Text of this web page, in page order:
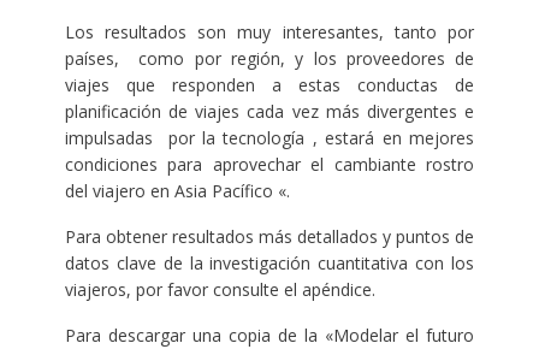
Los resultados son muy interesantes, tanto por
países, como por región, y los proveedores de
viajes que responden a estas conductas de
planificación de viajes cada vez más divergentes e
impulsadas por la tecnología , estará en mejores
condiciones para aprovechar el cambiante rostro
del viajero en Asia Pacífico «.
Para obtener resultados más detallados y puntos de
datos clave de la investigación cuantitativa con los
viajeros, por favor consulte el apéndice.
Para descargar una copia de la «Modelar el futuro